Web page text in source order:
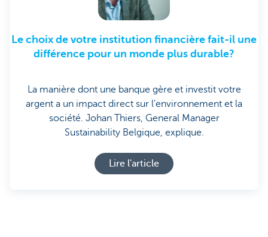
Le choix de votre institution financière fait-il une
différence pour un monde plus durable?
La manière dont une banque gère et investit votre
argent a un impact direct sur l'environnement et la
société. Johan Thiers, General Manager
Sustainability Belgique, explique.
Lire l'article